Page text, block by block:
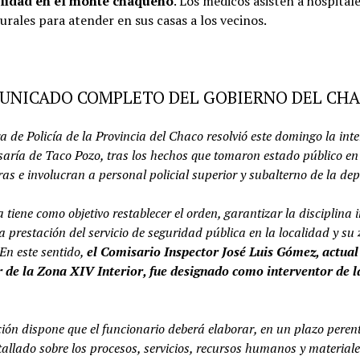
para atender en sus casas a los vecinos.
COMPLETO DEL GOBIERNO DEL
de Policía de la Provincia del Chaco resolvió este domingo la
de Taco Pozo, tras los hechos que tomaron estado público
e involucran a personal policial superior y subalterno de la
tiene como objetivo restablecer el orden, garantizar la disciplina
prestación del servicio de seguridad pública en la localidad y su
este sentido,el Comisario Inspector José Luis Gómez, actual
de la Zona XIV Interior, fue designado como interventor de
dispone que el funcionario deberá elaborar, en un plazo
sobre los procesos, servicios, recursos humanos y